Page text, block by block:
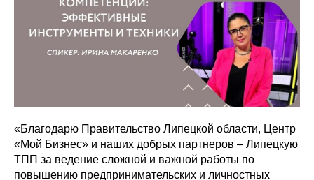
«Благодарю Правительство Липецкой области, Центр
«Мой Бизнес» и наших добрых партнеров – Липецкую
ТПП за ведение сложной и важной работы по
повышению предпринимательских и личностных